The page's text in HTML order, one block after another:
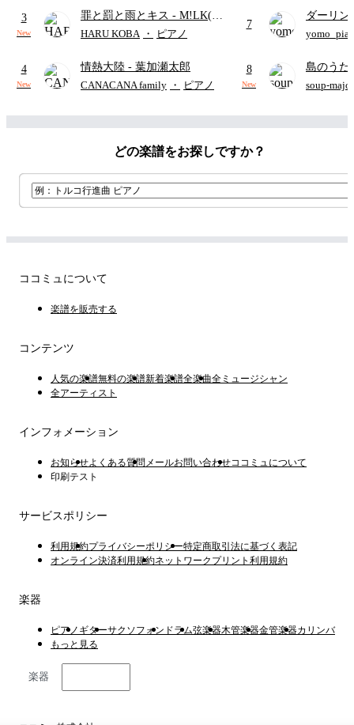
3
New
罪と罰と雨とキス - M!LK(佐
野勇斗&吉田仁人)
HARU KOBA ・ ピアノ
4
New
情熱大陸 - 葉加瀬太郎
CANACANA family ・ ピアノ
7
ダーリン
APPLE (
8
New
島のうた
映画ちい
soup-majo
どの楽譜をお探しですか？
ココミュについて
楽譜を販売する
コンテンツ
人気の楽譜無料の楽譜新着楽譜全楽曲全ミュージシャン
全アーティスト
インフォメーション
お知らせよくある質問 メールお問い合わせココミュについて
印刷テスト
サービスポリシー
利用規約プライバシーポリシー特定商取引法に基づく表記
オンライン決済利用規約ネットワークプリント利用規約
楽器
ピアノ ギターサクソフォン ドラム弦楽器木管楽器金管楽器カリンバ
もっと見る
楽器